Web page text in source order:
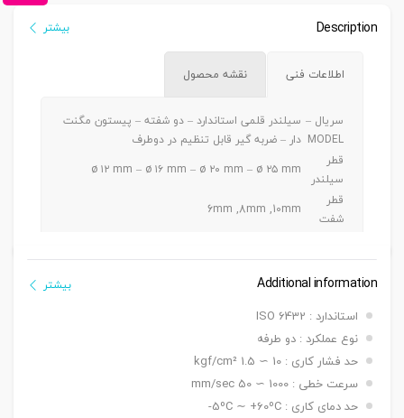
Description بیشتر
اطلاعات فنی نقشه محصول
سریال –
MODEL
سیلندر قلمی استاندارد – دو شفته – پیستون مگنت
دار – ضربه گیر قابل تنظیم در دوطرف
قطر
سیلندر
ø ۱۲ mm – ø ۱۶ mm – ø ۲۰ mm – ø ۲۵ mm
قطر
شفت
6mm ,8mm ,10mm
۲۰ -> Max. 300 mm / ø ۲۵ -> Max. 350 mm
دنده
دنده ماندگی ,دنده نری
بست
نصبی
دوشاخه Y, بست چشمی FI ,بست شناور FC
سنسور
( ø ۱۲ ~ ۲۵ mm ) KT-05 R/BK81
تعداد
سنسور
یک عدد ,دو عدد
Additional information
استاندارد : ISO 6432
نوع عملکرد : دو طرفه
حد فشار کاری : 10 ∼ 1.5 kgf/cm²
سرعت خطی : 1000 ∼ 50 mm/sec
حد دمای کاری : 5ºC ∼ +60ºC-
بیشتر